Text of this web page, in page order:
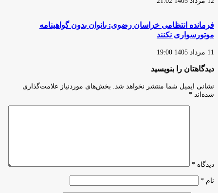
فرمانده انتظامی خراسان رضوی: بانوان بدون گواهینامه
موتورسواری نکنند
11 مرداد 1405 19:00
دیدگاهتان را بنویسید
نشانی ایمیل شما منتشر نخواهد شد.
بخش‌های موردنیاز علامت‌گذاری
شده‌اند *
دیدگاه *
نام *